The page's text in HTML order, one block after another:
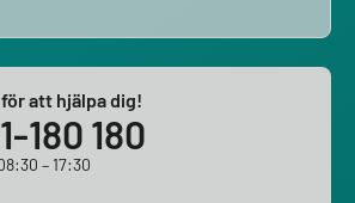
att hjälpa dig!
180 180
– 17:30